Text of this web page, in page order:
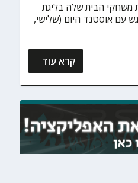
משחקי הבית שלה בליגת
עם אוסטנד היום (שלישי,
קרא עוד